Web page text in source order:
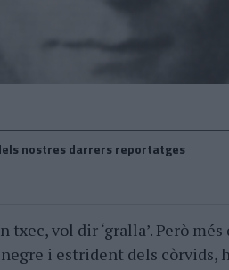
nostres darrers reportatges
txec, vol dir ‘gralla’. Però
i estrident dels còrvids,